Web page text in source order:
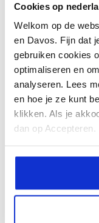
Cookies op
Welkom op de
en Davos. Fijn dat
gebruiken cookies
optimaliseren en
analyseren. Lees
en hoe je ze kunt
klikken. Als je
dan op Accepteren.
Astma Actieplan
Interessante
Vragen en
Downloads
Doelstelling